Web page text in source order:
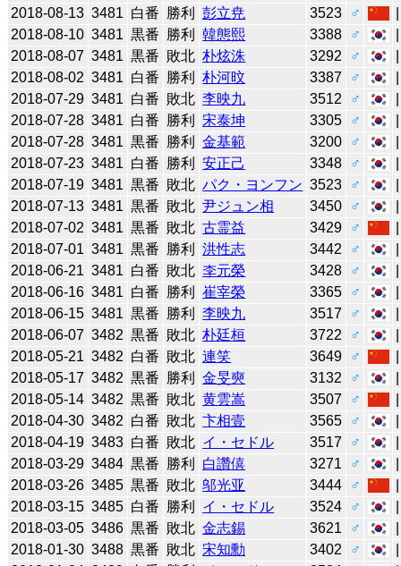
2018-08-13 3481 白番 勝利 彭立尭 3523 ♂
2018-08-10 3481 黒番 勝利 韓態熙 3388 ♂
2018-08-07 3481 黒番 敗北 朴炫洙 3292 ♂
2018-08-02 3481 白番 勝利 朴河旼 3387 ♂
2018-07-29 3481 白番 敗北 李映九 3512 ♂
2018-07-28 3481 白番 勝利 宋泰坤 3305 ♂
2018-07-28 3481 黒番 勝利 金基範 3200 ♂
2018-07-23 3481 白番 勝利 安正己 3348 ♂
2018-07-19 3481 黒番 敗北 パク・ヨンフン 3523 ♂
2018-07-13 3481 黒番 敗北 尹ジュン相 3450 ♂
2018-07-02 3481 黒番 敗北 古霊益 3429 ♂
2018-07-01 3481 黒番 勝利 洪性志 3442 ♂
2018-06-21 3481 白番 敗北 李元榮 3428 ♂
2018-06-16 3481 白番 勝利 崔宰榮 3365 ♂
2018-06-15 3481 黒番 勝利 李映九 3517 ♂
2018-06-07 3482 黒番 敗北 朴廷桓 3722 ♂
2018-05-21 3482 白番 敗北 連笑 3649 ♂
2018-05-17 3482 黒番 勝利 金旻奭 3132 ♂
2018-05-14 3482 黒番 敗北 黄雲嵩 3507 ♂
2018-04-30 3482 白番 敗北 卞相壹 3565 ♂
2018-04-19 3483 白番 敗北 イ・セドル 3517 ♂
2018-03-29 3484 黒番 勝利 白讚僖 3271 ♂
2018-03-26 3485 黒番 敗北 邬光亚 3444 ♂
2018-03-15 3485 白番 勝利 イ・セドル 3524 ♂
2018-03-05 3486 黒番 敗北 金志錫 3621 ♂
2018-01-30 3488 黒番 敗北 宋知勳 3402 ♂